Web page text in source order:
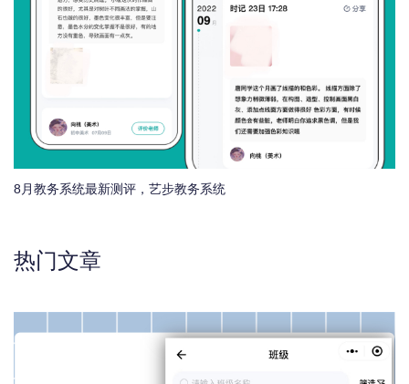
8月教务系统最新测评，艺步教务系统
热门文章